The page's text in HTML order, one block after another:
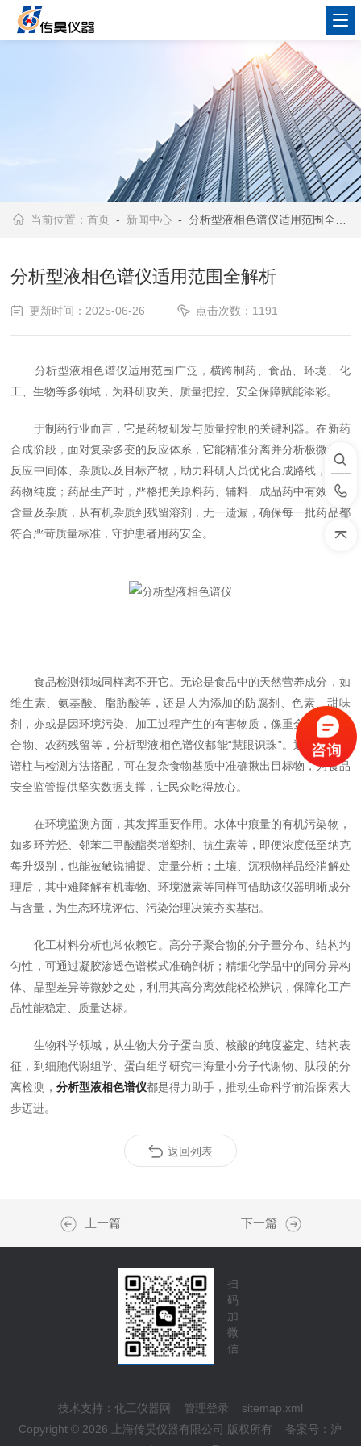
当前位置：首页 - 新闻中心 - 分析型液相色谱仪适用范围全解析
分析型液相色谱仪适用范围全解析
更新时间：2025-06-26 点击次数：1191
分析型液相色谱仪适用范围广泛，横跨制药、食品、环境、化
工、生物等多领域，为科研攻关、质量把控、安全保障赋能添彩。
于制药行业而言，它是药物研发与质量控制的关键利器。在新药
合成阶段，面对复杂多变的反应体系，它能精准分离并分析极微量的
反应中间体、杂质以及目标产物，助力科研人员优化合成路线，提高
药物纯度；药品生产时，严格把关原料药、辅料、成品药中有效成分
含量及杂质，从有机杂质到残留溶剂，无一遗漏，确保每一批药品都
符合严苛质量标准，守护患者用药安全。
食品检测领域同样离不开它。无论是食品中的天然营养成分，如
维生素、氨基酸、脂肪酸等，还是人为添加的防腐剂、色素、甜味
剂，亦或是因环境污染、加工过程产生的有害物质，像重金属离子络
合物、农药残留等，分析型液相色谱仪都能“慧眼识珠”。通过不同色
谱柱与检测方法搭配，可在复杂食物基质中准确揪出目标物，为食品
安全监管提供坚实数据支撑，让民众吃得放心。
在环境监测方面，其发挥重要作用。水体中痕量的有机污染物，
如多环芳烃、邻苯二甲酸酯类增塑剂、抗生素等，即便浓度低至纳克
每升级别，也能被敏锐捕捉、定量分析；土壤、沉积物样品经消解处
理后，其中难降解有机毒物、环境激素等同样可借助该仪器明晰成分
与含量，为生态环境评估、污染治理决策夯实基础。
化工材料分析也常依赖它。高分子聚合物的分子量分布、结构均
匀性，可通过凝胶渗透色谱模式准确剖析；精细化学品中的同分异构
体、晶型差异等微妙之处，利用其高分离效能轻松辨识，保障化工产
品性能稳定、质量达标。
生物科学领域，从生物大分子蛋白质、核酸的纯度鉴定、结构表
征，到细胞代谢组学、蛋白组学研究中海量小分子代谢物、肽段的分
离检测， 分析型液相色谱仪都是得力助手，推动生命科学前沿探索大
步迈进。
返回列表
上一篇 下一篇
扫
码
加
微
信
技术支持： 化工仪器网 管理登录
sitemap.xml
Copyright © 2026 上海传昊仪器有限公司 版权所有 备案号：沪